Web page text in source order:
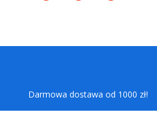
Darmowa dostawa od 1000 zł!